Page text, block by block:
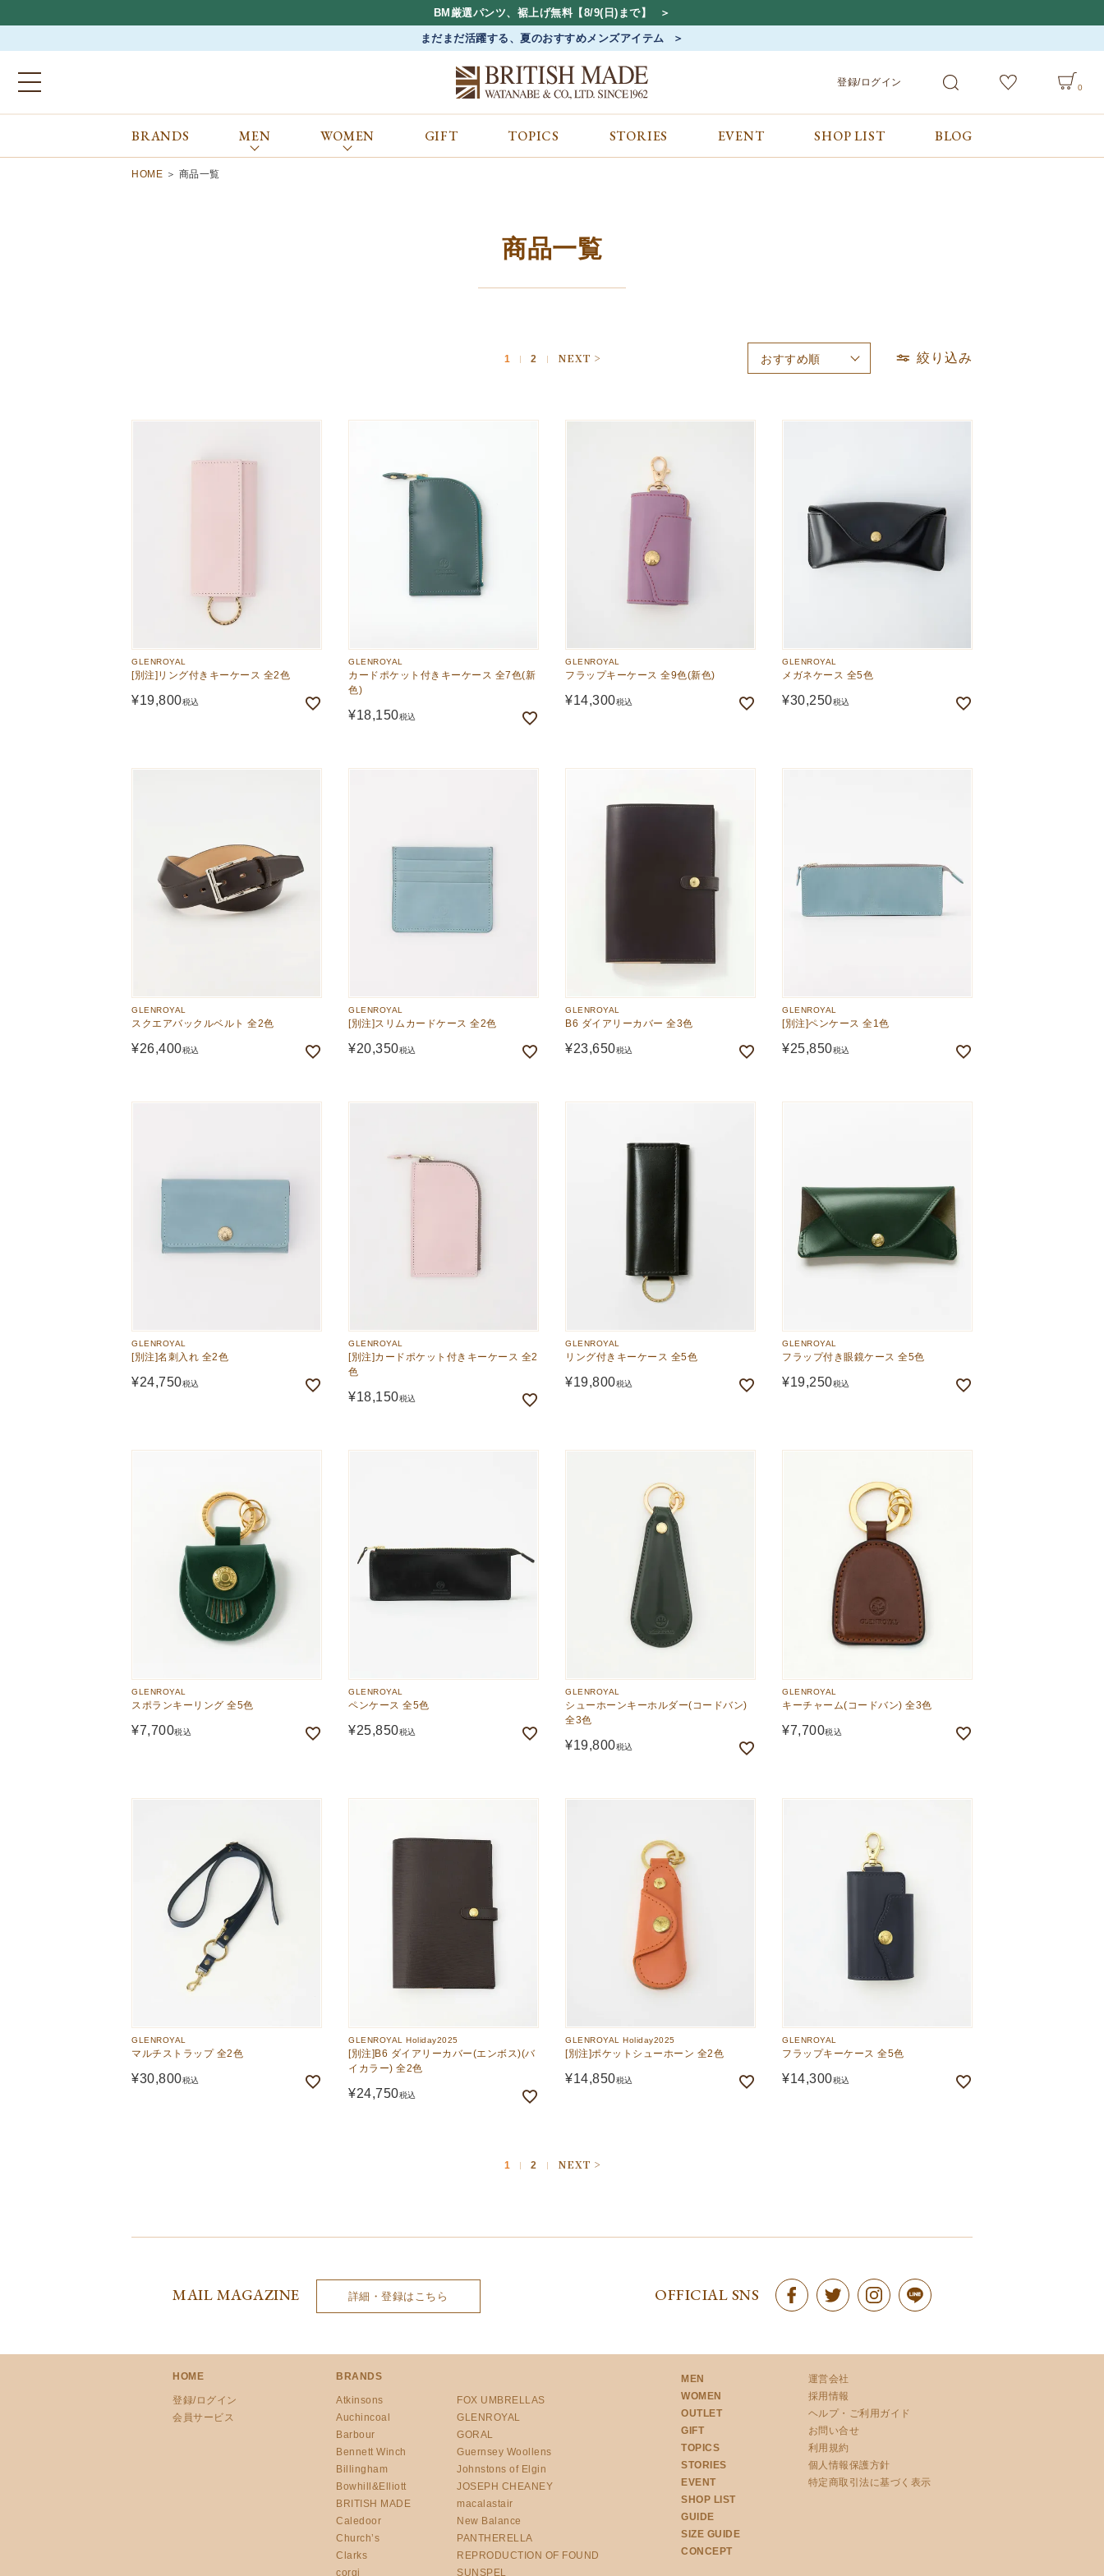
BM厳選パンツ、裾上げ無料【8/9(日)まで】
まだまだ活躍する、夏のおすすめメンズアイテム
ブランドから探す
カテゴリから探す
帽子&アクセサリー
ケア用品
コンテンツをみる
会員サービス
ご利用ガイド/お問合せ
登録/ログイン
ALL MEN WOMEN 検索
0
BRANDS MEN WOMEN GIFT TOPICS STORIES EVENT SHOP LIST BLOG
HOME 商品一覧
商品一覧
おすすめ順
価格が高い順
1 2 絞り込み
GLENROYAL
[別注]リング付きキーケース 全2色
¥19,800税込
GLENROYAL
カードポケット付きキーケース 全7色(新
色)
¥18,150税込
GLENROYAL
フラップキーケース 全9色(新色)
¥14,300税込
GLENROYAL
メガネケース 全5色
¥30,250税込
GLENROYAL
スクエアバックルベルト 全2色
¥26,400税込
GLENROYAL
[別注]スリムカードケース 全2色
¥20,350税込
GLENROYAL
B6 ダイアリーカバー 全3色
¥23,650税込
GLENROYAL
[別注]ペンケース 全1色
¥25,850税込
GLENROYAL
[別注]名刺入れ 全2色
¥24,750税込
GLENROYAL
[別注]カードポケット付きキーケース 全2
色
¥18,150税込
GLENROYAL
リング付きキーケース 全5色
¥19,800税込
GLENROYAL
フラップ付き眼鏡ケース 全5色
¥19,250税込
GLENROYAL
スポランキーリング 全5色
¥7,700税込
GLENROYAL
ペンケース 全5色
¥25,850税込
GLENROYAL
シューホーンキーホルダー(コードバン)
全3色
¥19,800税込
GLENROYAL
キーチャーム(コードバン) 全3色
¥7,700税込
GLENROYAL
マルチストラップ 全2色
¥30,800税込
GLENROYAL Holiday2025
[別注]B6 ダイアリーカバー(エンボス)(バ
イカラー) 全2色
¥24,750税込
GLENROYAL Holiday2025
[別注]ポケットシューホーン 全2色
¥14,850税込
GLENROYAL
フラップキーケース 全5色
¥14,300税込
1 2
MAIL MAGAZINE 詳細・登録はこちら OFFICIAL SNS
HOME
登録/ログイン
会員サービス
BRANDS
Atkinsons
Auchincoal
Barbour
Bennett Winch
Billingham
Bowhill&Elliott
BRITISH MADE
Caledoor
Church’s
Clarks
corgi
FOX UMBRELLAS
GLENROYAL
GORAL
Guernsey Woollens
Johnstons of Elgin
JOSEPH CHEANEY
macalastair
New Balance
PANTHERELLA
REPRODUCTION OF FOUND
SUNSPEL
MEN
WOMEN
OUTLET
GIFT
TOPICS
STORIES
EVENT
SHOP LIST
GUIDE
SIZE GUIDE
CONCEPT
運営会社
採用情報
ヘルプ・ご利用ガイド
お問い合せ
利用規約
個人情報保護方針
特定商取引法に基づく表示